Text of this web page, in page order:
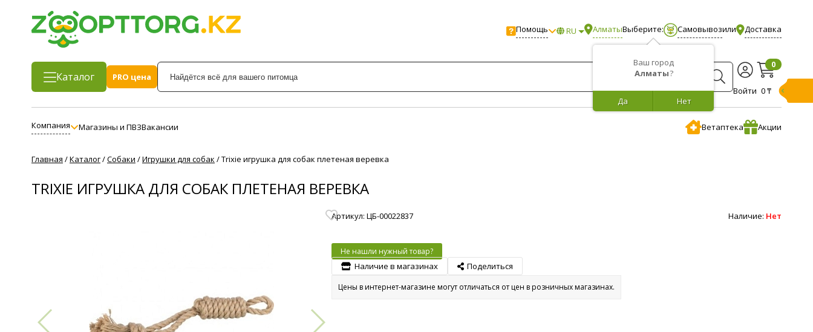
Помощь RU Алматы
Ваш город
Алматы?
Нет
Да
Выберите: Самовывозили Доставка
Каталог
PRO цена
Войти
0
0 ₸
Компания Магазины и ПВЗВакансии Ветаптека Акции
Главная /Каталог/Собаки /Игрушки для собак /Trixie игрушка для собак плетеная веревка
TRIXIE ИГРУШКА ДЛЯ СОБАК ПЛЕТЕНАЯ ВЕРЕВКА
Артикул: ЦБ-00022837 Наличие: Нет
Не нашли нужный товар?
Наличие в магазинах Поделиться
Цены в интернет-магазине могут отличаться от цен в розничных магазинах.